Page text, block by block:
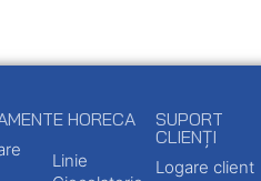
HORECA
Linie
SUPORT
CLIENȚI
Logare client